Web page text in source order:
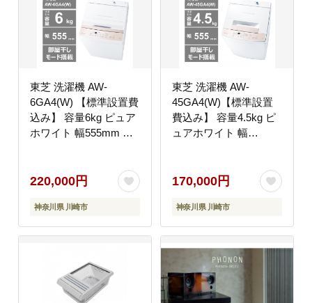
東芝 洗濯機 AW-
6GA4(W) 【標準設置費
込み】 容量6kg ピュア
ホワイト 幅555mm 部
ース カセット式 糸くず
フィルター お手入れ 簡
単 全自動洗濯機 家電
おすすめ 人気
TOSHIBA 神奈川県 川
220,000円
神奈川県 川崎市
東芝 洗濯機 AW-
45GA4(W)【標準設置
費込み】 容量4.5kg ピ
ュアホワイト 幅
スピードコース カセッ
ト式 糸くずフィルター
お手入れ 簡単 全自動洗
濯機 家電 おすすめ 人
気 TOSHIBA 神奈川県
川崎市
170,000円
神奈川県 川崎市